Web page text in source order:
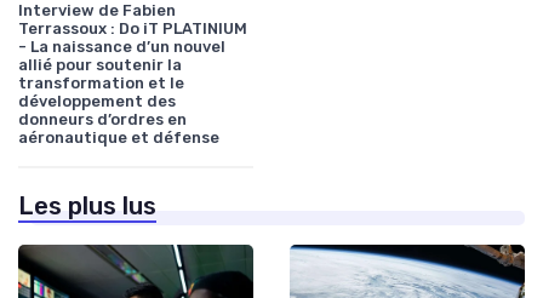
Interview de Fabien
Terrassoux : Do iT PLATINIUM
- La naissance d’un nouvel
allié pour soutenir la
transformation et le
développement des
donneurs d’ordres en
aéronautique et défense
Les plus lus